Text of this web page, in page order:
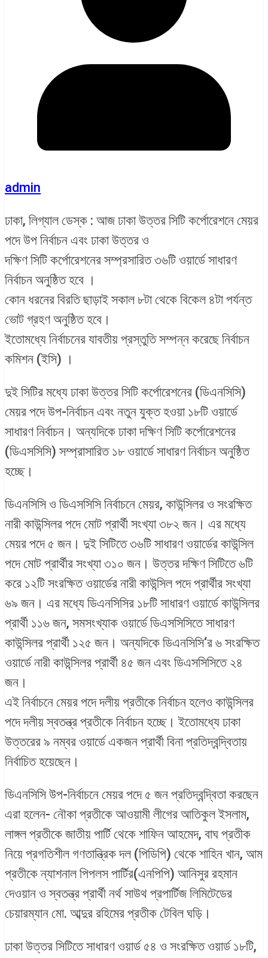
admin
ঢাকা, লিগ্যাল ডেস্ক : আজ ঢাকা উত্তর সিটি কর্পোরেশনে মেয়র
পদে উপ নির্বাচন এবং ঢাকা উত্তর ও
দক্ষিণ সিটি কর্পোরেশনের সম্প্রসারিত ৩৬টি ওয়ার্ডে সাধারণ
নির্বাচন অনুষ্ঠিত হবে ।
কোন ধরনের বিরতি ছাড়াই সকাল ৮টা থেকে বিকেল ৪টা পর্যন্ত
ভোট গ্রহণ অনুষ্ঠিত হবে।
ইতোমধ্যে নির্বাচনের যাবতীয় প্রস্তুতি সম্পন্ন করেছে নির্বাচন
কমিশন (ইসি) ।
দুই সিটির মধ্যে ঢাকা উত্তর সিটি কর্পোরেশনের (ডিএনসিসি)
মেয়র পদে উপ-নির্বাচন এবং নতুন যুক্ত হওয়া ১৮টি ওয়ার্ডে
সাধারণ নির্বাচন। অন্যদিকে ঢাকা দক্ষিণ সিটি কর্পোরেশনের
(ডিএসসিসি) সম্প্রাসারিত ১৮ ওয়ার্ডে সাধারণ নির্বাচন অনুষ্ঠিত
হচ্ছে।
ডিএনসিসি ও ডিএসসিসি নির্বাচনে মেয়র, কাউন্সিলর ও সংরক্ষিত
নারী কাউন্সিলর পদে মোট প্রার্থী সংখ্যা ৩৮২ জন। এর মধ্যে
মেয়র পদে ৫ জন। দুই সিটিতে ৩৬টি সাধারণ ওয়ার্ডের কাউন্সিল
পদে মোট প্রার্থীর সংখ্যা ৩১০ জন। উত্তর দক্ষিণ সিটিতে ৬টি
করে ১২টি সংরক্ষিত ওয়ার্ডের নারী কাউন্সিল পদে প্রার্থীর সংখ্যা
৬৯ জন। এর মধ্যে ডিএনসিসির ১৮টি সাধারণ ওয়ার্ডে কাউন্সিলর
প্রার্থী ১১৬ জন, সমসংখ্যাক ওয়ার্ডে ডিএসসিসিতে সাধারণ
কাউন্সিলর প্রার্থী ১২৫ জন। অন্যদিকে ডিএনসিসি‘র ৬ সংরক্ষিত
ওয়ার্ডে নারী কাউন্সিলর প্রার্থী ৪৫ জন এবং ডিএসসিসিতে ২৪
জন।
এই নির্বাচনে মেয়র পদে দলীয় প্রতীকে নির্বাচন হলেও কাউন্সিলর
পদে দলীয় স্বতন্ত্র প্রতীকে নির্বাচন হচ্ছে। ইতোমধ্যে ঢাকা
উত্তরের ৯ নম্বর ওয়ার্ডে একজন প্রার্থী বিনা প্রতিদ্বন্দ্বিতায়
নির্বাচিত হয়েছেন।
ডিএনসিসি উপ-নির্বাচনে মেয়র পদে ৫ জন প্রতিদ্বন্দ্বিতা করছেন
এরা হলেন- নৌকা প্রতীকে আওয়ামী লীগের আতিকুল ইসলাম,
লাঙ্গল প্রতীকে জাতীয় পার্টি থেকে শাফিন আহমেদ, বাঘ প্রতীক
নিয়ে প্রগতিশীল গণতান্ত্রিক দল (পিডিপি) থেকে শাহিন খান, আম
প্রতীকে ন্যাশনাল পিপলস পার্টির(এনপিপি) আনিসুর রহমান
দেওয়ান ও স্বতন্ত্র প্রার্থী নর্থ সাউথ প্রপার্টিজ লিমিটেডের
চেয়ারম্যান মো. আব্দুর রহিমের প্রতীক টেবিল ঘড়ি।
ঢাকা উত্তর সিটিতে সাধারণ ওয়ার্ড ৫৪ ও সংরক্ষিত ওয়ার্ড ১৮টি,